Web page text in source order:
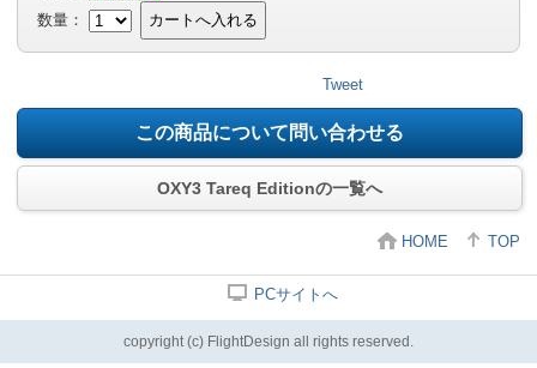
数量：
カートへ入れる
Tweet
この商品について問い合わせる
OXY3 Tareq Editionの一覧へ
HOME TOP
PCサイトへ
copyright (c) FlightDesign all rights reserved.